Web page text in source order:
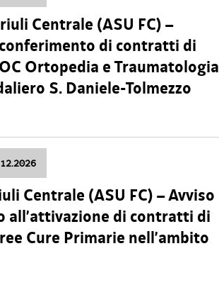
Centrale (ASU FC) –
di contratti di
Ortopedia e Traumatologia
S. Daniele-Tolmezzo
Centrale (ASU FC) – Avviso
all’attivazione di contratti di
Cure Primarie nell’ambito